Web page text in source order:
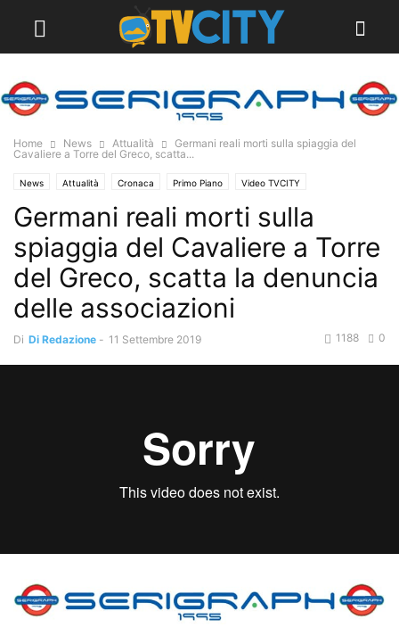
Home News Attualità
Germani reali morti sulla spiaggia del
Cavaliere a Torre del Greco, scatta...
News Attualità Cronaca Primo Piano Video TVCITY
Germani reali morti sulla
spiaggia del Cavaliere a Torre
del Greco, scatta la denuncia
delle associazioni
Di Di Redazione - 11 Settembre 2019 0
1188